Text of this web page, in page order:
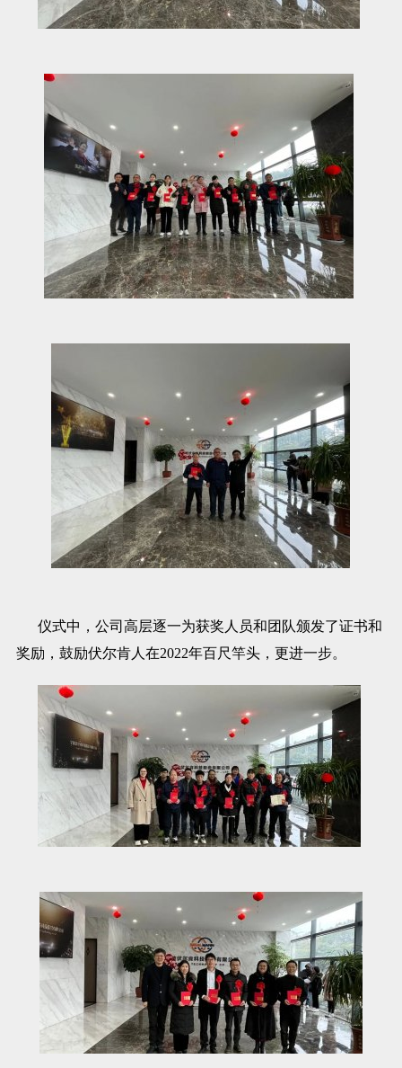
仪式中，公司高层逐一为获奖人员和团队颁发了证书和
奖励，鼓励伏尔肯人在2022年百尺竿头，更进一步。